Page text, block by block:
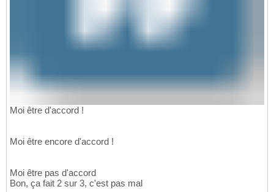
Moi être d'accord !
Moi être encore d'accord !
Moi être pas d'accord
Bon, ça fait 2 sur 3, c'est pas mal